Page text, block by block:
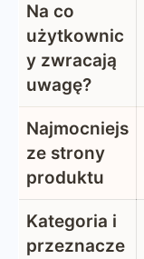
Na co
użytkownic
y zwracają
uwagę?
Najmocniejs
ze strony
produktu
Kategoria i
przeznacze